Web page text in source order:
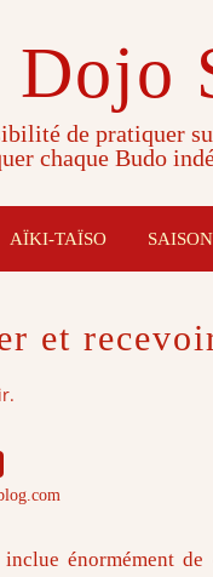
de pratiquer
chaque Budo
AÏKI-TAÏSO
et
énormément de